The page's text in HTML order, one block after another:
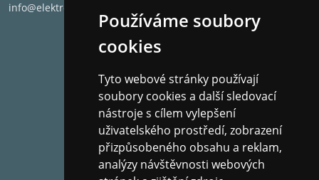
Používáme soubory
cookies
Tyto webové stránky používají
soubory cookies a další sledovací
nástroje s cílem vylepšení
uživatelského prostředí, zobrazení
přizpůsobeného obsahu a reklam,
analýzy návštěvnosti webových
info@elektronet.cz